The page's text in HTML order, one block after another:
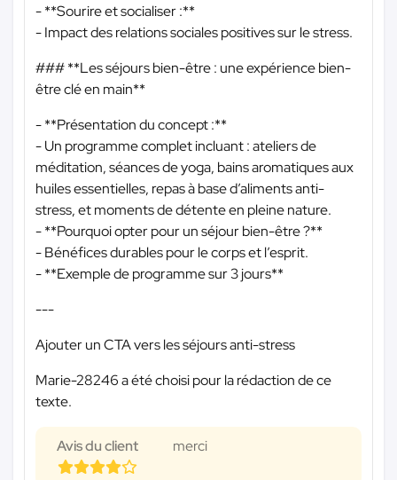
- **Sourire et socialiser :**
- Impact des relations sociales positives sur le stress.
### **Les séjours bien-être : une expérience bien-
être clé en main**
- **Présentation du concept :**
- Un programme complet incluant : ateliers de
méditation, séances de yoga, bains aromatiques aux
huiles essentielles, repas à base d’aliments anti-
stress, et moments de détente en pleine nature.
- **Pourquoi opter pour un séjour bien-être ?**
- Bénéfices durables pour le corps et l’esprit.
- **Exemple de programme sur 3 jours**
---
Ajouter un CTA vers les séjours anti-stress
Marie-28246 a été choisi pour la rédaction de ce
texte.
Avis du client merci